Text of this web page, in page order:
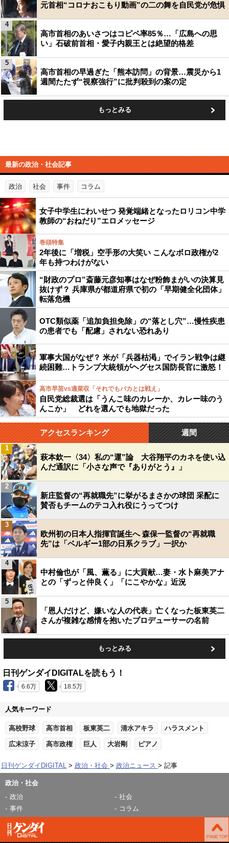
元首相“コロナおこもり動画”の二の舞を自民党が危惧
高市首相のあいさつはコピペ率85％…「広島への思
い」石破前首相・愛子内親王とは絶望的格差
4
高市首相の早過ぎた「熊本訪問」の背景…震災から1
週間たたず“視察強行”に批判殺到の案の定
5
もっとみる
最新の政治・社会記事
政治 社会 事件 コラム
女子中学生にわいせつ 発覚端緒となったロリコン中学
教師の“おねだり”エロメッセージ
巻頭特集
2年後に「増税」空手形の大笑い こんなボロ政権が2
年も持つわけがない
“財政のプロ”斎藤元彦知事はなぜ粉飾まがいの決算見
抜けず？ 兵庫県が都道府県で初の「早期健全化団体」
転落危機
OTC類似薬「追加負担免除」の“落とし穴”…慢性疾患
の患者でも「配慮」されない恐れあり
軍事大国がなぜ？ 米が「兵器枯渇」でイラン戦争は継
続困難…トランプ大統領がヘグセス国防長官に激怒！
高市早苗vs適菜収「それでもバカとは戦え」
自民党総裁選は「うんこ味のカレーか、カレー味のう
んこか」 どれを選んでも地獄だった
アクセスランキング 週間
萩本欽一〈34〉私の“運”論 大谷翔平のカネを使い込
んだ通訳に「小さな声で『ありがとう』」
1
新庄監督の“再就職先”に挙がるまさかの球団 采配に
賛否もチームのテコ入れ役にうってつけ
2
欧州初の日本人指揮官誕生へ 森保一監督の“再就職
先”は「ベルギー1部の日系クラブ」一択か
3
中村倫也が「風、薫る」に大貢献…妻・水卜麻美アナ
との「ずっと仲良く」「にこやかな」近況
4
「恩人だけど、嫌いな人の代表」亡くなった板東英二
さんが複雑な感情を抱いたプロデューサーの名前
5
もっとみる
日刊ゲンダイDIGITALを読もう！
6.6万 18.5万
人気キーワード
高校野球 高市首相 板東英二 清水アキラ ハラスメント
広末涼子 高市政権 巨人 大岩剛 ピアノ
日刊ゲンダイDIGITAL 政治・社会 政治ニュース 記事
政治・社会
政治
社会
事件
コラム